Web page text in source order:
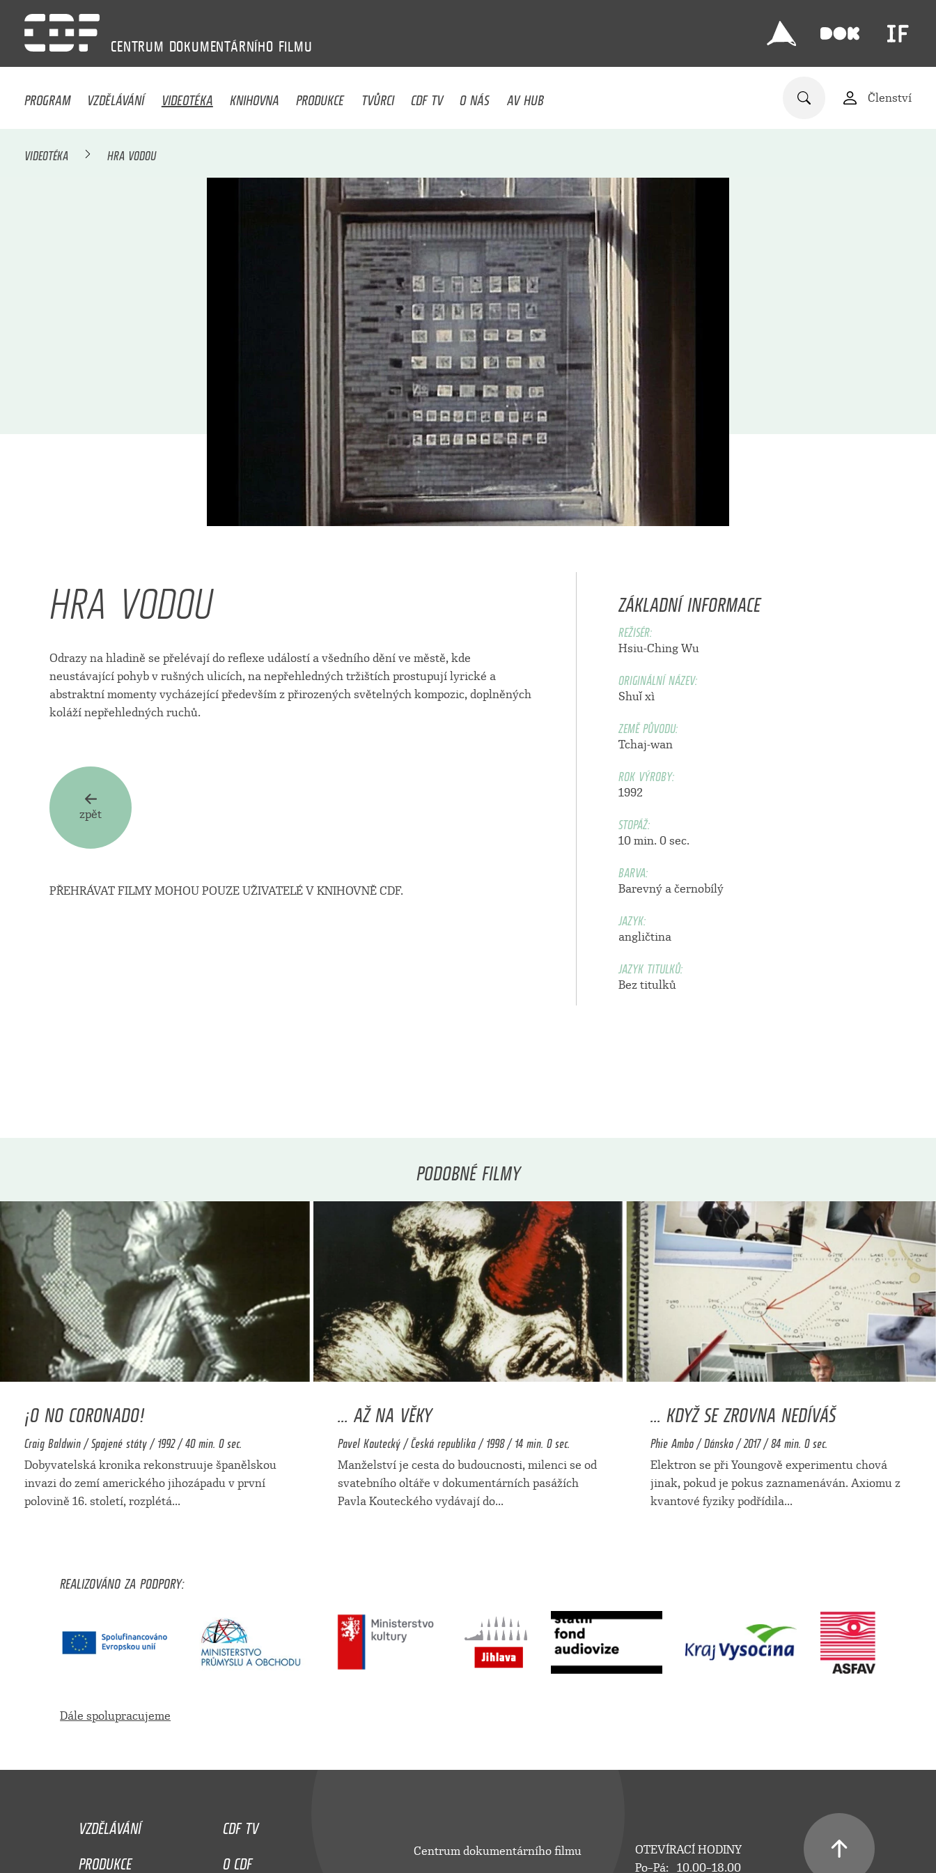
CENTRUM DOKUMENTÁRNÍHO FILMU
PROGRAM VZDĚLÁVÁNÍ VIDEOTÉKA KNIHOVNA PRODUKCE TVŮRCI CDF TV O NÁS AV HUB Členství
VIDEOTÉKA HRA VODOU
HRA VODOU
Odrazy na hladině se přelévají do reflexe událostí a všedního dění ve městě, kde
neustávající pohyb v rušných ulicích, na nepřehledných tržištích prostupují lyrické a
abstraktní momenty vycházející především z přirozených světelných kompozic, doplněných
koláží nepřehledných ruchů.
ZÁKLADNÍ INFORMACE
REŽISÉR:
Hsiu-Ching Wu
ORIGINÁLNÍ NÁZEV:
Shuǐ xì
ZEMĚ PŮVODU:
Tchaj-wan
ROK VÝROBY:
1992
STOPÁŽ:
10 min. 0 sec.
BARVA:
Barevný a černobílý
JAZYK:
angličtina
JAZYK TITULKŮ:
Bez titulků
zpět
PŘEHRÁVAT FILMY MOHOU POUZE UŽIVATELÉ V KNIHOVNĚ CDF.
PODOBNÉ FILMY
¡O NO CORONADO!
Craig Baldwin / Spojené státy / 1992 / 40 min. 0 sec.
Dobyvatelská kronika rekonstruuje španělskou
invazi do zemí amerického jihozápadu v první
polovině 16. století, rozplétá...
... AŽ NA VĚKY
Pavel Koutecký / Česká republika / 1998 / 14 min. 0 sec.
Manželství je cesta do budoucnosti, milenci se od
svatebního oltáře v dokumentárních pasážích
Pavla Kouteckého vydávají do...
... KDYŽ SE ZROVNA NEDÍVÁŠ
Phie Ambo / Dánsko / 2017 / 84 min. 0 sec.
Elektron se při Youngově experimentu chová
jinak, pokud je pokus zaznamenáván. Axiomu z
kvantové fyziky podřídila...
REALIZOVÁNO ZA PODPORY:
Dále spolupracujeme
VZDĚLÁVÁNÍ
CDF TV
PRODUKCE
O CDF Centrum dokumentárního filmu
OTEVÍRACÍ HODINY
Po–Pá:
10.00–18.00